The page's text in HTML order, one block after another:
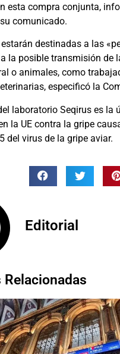
esta compra conjunta,
comunicado.
destinadas a las
la posible transmisión de
o animales, como
especificó la
laboratorio Seqirus es la
la UE contra la gripe
del virus de la gripe aviar.
Editorial